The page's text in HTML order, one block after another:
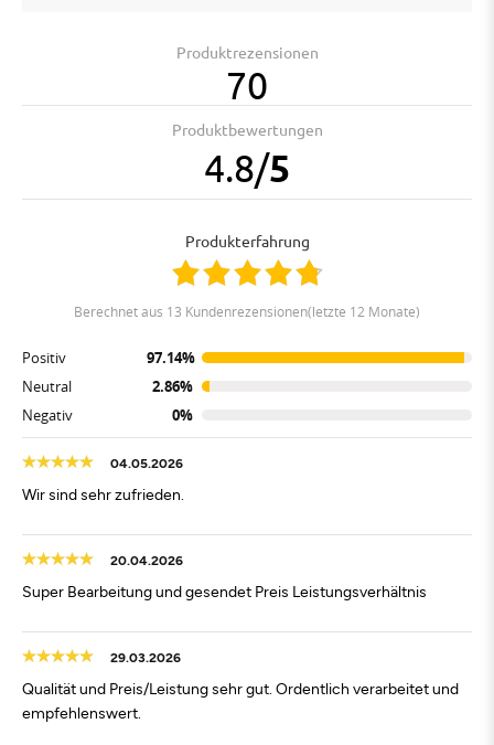
Produktrezensionen
70
Produktbewertungen
4.8/5
Produkterfahrung
berechnet aus 13 Kundenrezensionen(letzte 12 Monate)
Positiv
97.14%
Neutral
2.86%
Negativ
0%
04.05.2026
Wir sind sehr zufrieden.
20.04.2026
Super Bearbeitung und gesendet Preis Leistungsverhältnis
29.03.2026
Qualität und Preis/Leistung sehr gut. Ordentlich verarbeitet und
empfehlenswert.